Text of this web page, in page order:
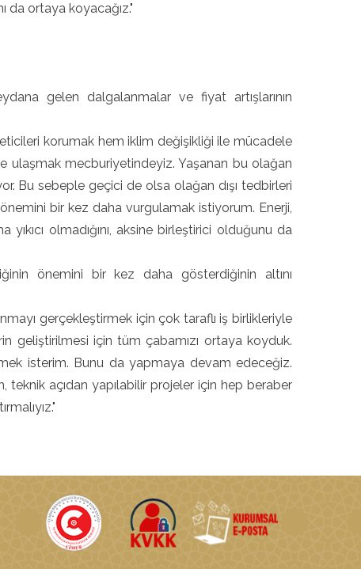
da ortaya koyacağız."
gelen dalgalanmalar ve fiyat artışlarının
korumak hem iklim değişikliği ile mücadele
ulaşmak mecburiyetindeyiz. Yaşanan bu olağan
Bu sebeple geçici de olsa olağan dışı tedbirleri
bir kez daha vurgulamak istiyorum. Enerji,
olmadığını, aksine birleştirici olduğunu da
önemini bir kez daha gösterdiğinin altını
gerçekleştirmek için çok taraflı iş birlikleriyle
geliştirilmesi için tüm çabamızı ortaya koyduk.
isterim. Bunu da yapmaya devam edeceğiz.
teknik açıdan yapılabilir projeler için hep beraber